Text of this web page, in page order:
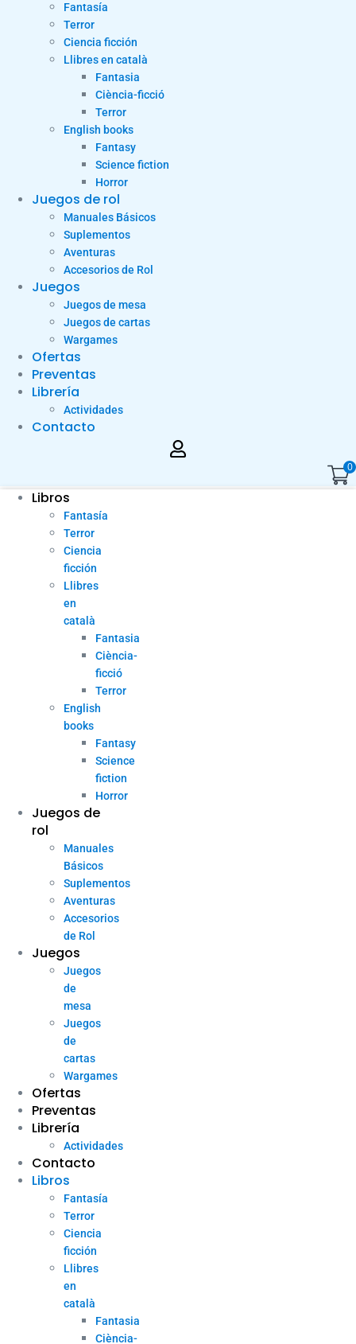
Fantasía
Terror
Ciencia ficción
Llibres en català
Fantasia
Ciència-ficció
Terror
English books
Fantasy
Science fiction
Horror
Juegos de rol
Manuales Básicos
Suplementos
Aventuras
Accesorios de Rol
Juegos
Juegos de mesa
Juegos de cartas
Wargames
Ofertas
Preventas
Librería
Actividades
Contacto
0
Libros
Fantasía
Terror
Ciencia
ficción
Llibres
en
català
Fantasia
Ciència-
ficció
Terror
English
books
Fantasy
Science
fiction
Horror
Juegos de
rol
Manuales
Básicos
Suplementos
Aventuras
Accesorios
de Rol
Juegos
Juegos
de
mesa
Juegos
de
cartas
Wargames
Ofertas
Preventas
Librería
Actividades
Contacto
Libros
Fantasía
Terror
Ciencia
ficción
Llibres
en
català
Fantasia
Ciència-